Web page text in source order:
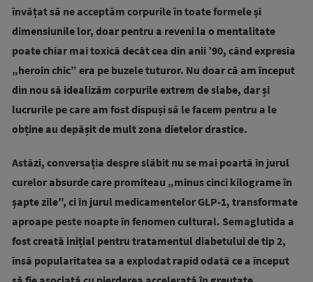
învățat să ne acceptăm corpurile în toate formele și
dimensiunile lor, doar pentru a reveni la o mentalitate
poate chiar mai toxică decât cea din anii ’90, când expresia
„heroin chic” era pe buzele tuturor. Nu doar că am început
din nou să idealizăm corpurile extrem de slabe, dar și
lucrurile pe care am fost dispuși să le facem pentru a le
obține au depășit de mult zona dietelor drastice.
Astăzi, conversația despre slăbit nu se mai poartă în jurul
curelor absurde care promiteau „minus cinci kilograme în
șapte zile”, ci în jurul medicamentelor GLP-1, transformate
aproape peste noapte în fenomen cultural. Semaglutida a
fost creată inițial pentru tratamentul diabetului de tip 2,
însă popularitatea sa a explodat rapid odată ce a început